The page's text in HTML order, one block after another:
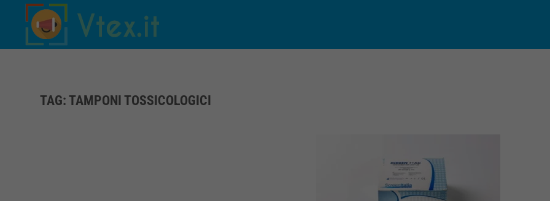
Skip to main content
TAG: TAMPONI TOSSICOLOGICI